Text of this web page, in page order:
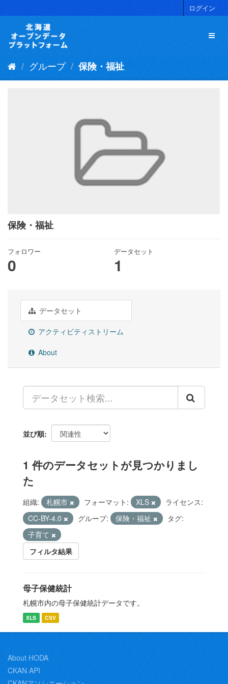
キ
ログイン
グループ 保険・福祉
保険・福祉
フォロワー
0
データセット
1
データセット
アクティビティストリーム
About
並び順
1 件のデータセットが見つかりまし
た
組織: 札幌市 フォーマット: XLS
ライセンス:
CC-BY-4.0
グループ: 保険・福祉
タグ:
子育て
フィルタ結果
母子保健統計
札幌市内の母子保健統計データです。
XLS CSV
About HODA
CKAN API